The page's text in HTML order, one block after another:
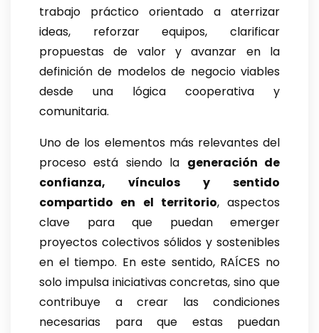
trabajo práctico orientado a aterrizar
ideas, reforzar equipos, clarificar
propuestas de valor y avanzar en la
definición de modelos de negocio viables
desde una lógica cooperativa y
comunitaria.
Uno de los elementos más relevantes del
proceso está siendo la generación de
confianza, vínculos y sentido
compartido en el territorio, aspectos
clave para que puedan emerger
proyectos colectivos sólidos y sostenibles
en el tiempo. En este sentido, RAÍCES no
solo impulsa iniciativas concretas, sino que
contribuye a crear las condiciones
necesarias para que estas puedan